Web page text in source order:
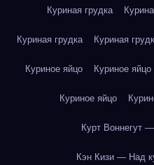
Куриная грудка
Куриная грудка Куриная
Куриное яйцо Куриное яйцо
Куриное яйцо
Курт Воннегут
Кэн Кизи — Над